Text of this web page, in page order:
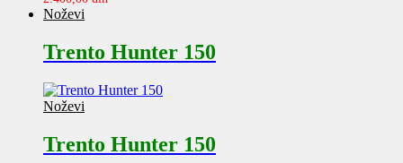
Noževi
Trento Hunter 150
Noževi
Trento Hunter 150